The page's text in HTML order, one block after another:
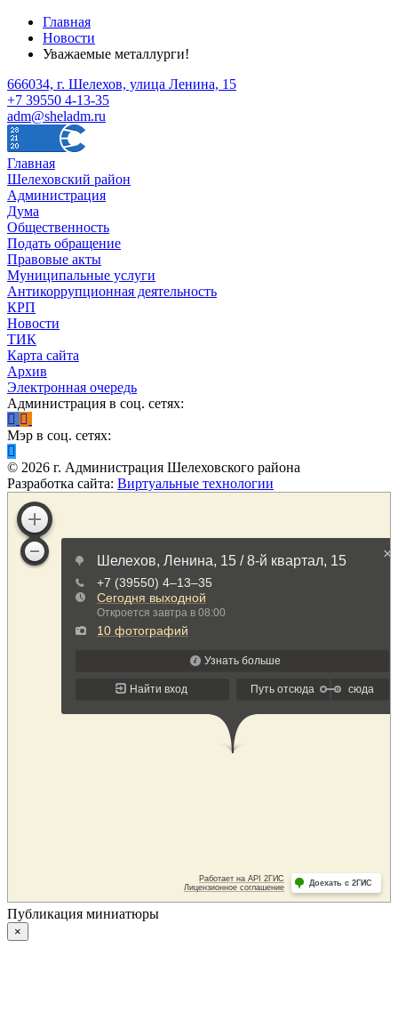
Главная
Новости
Уважаемые металлурги!
666034, г. Шелехов, улица Ленина, 15
+7 39550 4-13-35
adm@sheladm.ru
Главная
Шелеховский район
Администрация
Дума
Общественность
Подать обращение
Правовые акты
Муниципальные услуги
Антикоррупционная деятельность
КРП
Новости
ТИК
Карта сайта
Архив
Электронная очередь
Администрация в соц. сетях:
Мэр в соц. сетях:
© 2026 г. Администрация Шелеховского района
Разработка сайта: Виртуальные технологии
Публикация миниатюры
×